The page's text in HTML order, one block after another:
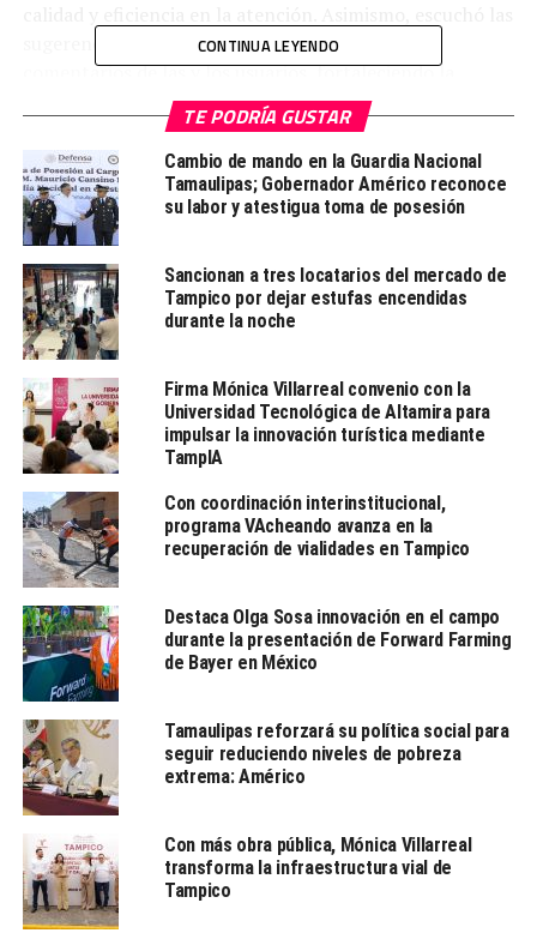
comentarios de las y los usuarios, fortaleciendo la
retroalimentación que
contribuye a mejorar los servicios públicos.
Indicó que estas acciones reflejan el compromiso del
Gobierno del Estado,
encabezado por Américo Villarreal Anaya, de ofrecer
una administración cercana,
transparente y eficiente. La supervisión constante y la
atención directa forman
parte de una estrategia integral para garantizar que los
trámites y servicios lleguen
de manera oportuna y con calidad a todas las familias
tamaulipecas.
El secretario general de Gobierno reiteró que estas
visitas forman parte de un
esfuerzo continuo por reforzar la profesionalización del
personal, optimizar los
procesos internos y asegurar que cada ciudadano reciba
un trato digno y
respetuoso, consolidando así un gobierno humano,
accesible y enfocado en el
bienestar de la población.
TEMAS RELACIONADOS: TAMAULIPAS
LE SIGUE
Senadora Olga Sosa propone protocolo nacional contra
trata de personas y delitos sexuales en hoteles
NO TE PIERDAS
Llera, con aguas cristalinas y aventura sin límites: Sectur
CONTINUA LEYENDO
TE PODRÍA GUSTAR
Cambio de mando en la Guardia Nacional
Tamaulipas; Gobernador Américo reconoce
su labor y atestigua toma de posesión
Sancionan a tres locatarios del mercado de
Tampico por dejar estufas encendidas
durante la noche
Firma Mónica Villarreal convenio con la
Universidad Tecnológica de Altamira para
impulsar la innovación turística mediante
TampIA
Con coordinación interinstitucional,
programa VAcheando avanza en la
recuperación de vialidades en Tampico
Destaca Olga Sosa innovación en el campo
durante la presentación de Forward Farming
de Bayer en México
Tamaulipas reforzará su política social para
seguir reduciendo niveles de pobreza
extrema: Américo
Con más obra pública, Mónica Villarreal
transforma la infraestructura vial de
Tampico